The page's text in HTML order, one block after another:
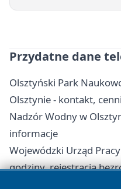
Przydatne dane
Olsztyński Park
Olsztynie - kontakt,
Nadzór Wodny w
informacje
Wojewódzki Urząd
godziny, rejestracja